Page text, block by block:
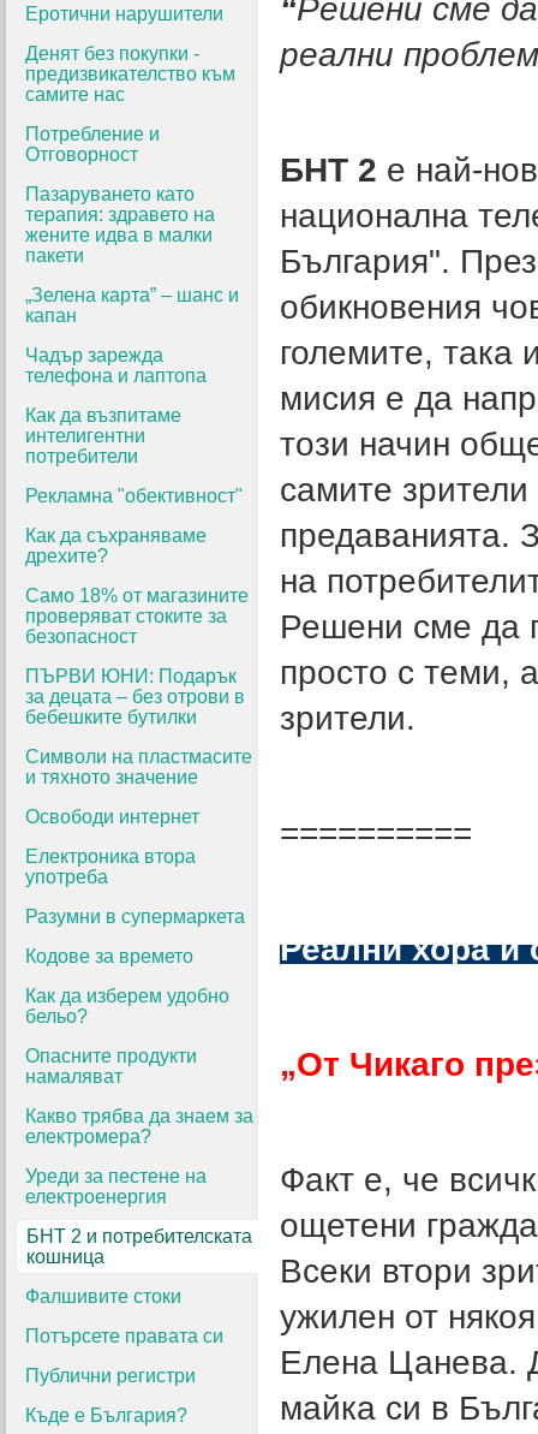
Еротични нарушители
Денят без покупки -
предизвикателство към
самите нас
Потребление и
Отговорност
Пазаруването като
терапия: здравето на
жените идва в малки
пакети
„Зелена карта” – шанс и
капан
Чадър зарежда
телефона и лаптопа
Как да възпитаме
интелигентни
потребители
Рекламна "обективност"
Как да съхраняваме
дрехите?
Само 18% от магазините
проверяват стоките за
безопасност
ПЪРВИ ЮНИ: Подарък
за децата – без отрови в
бебешките бутилки
Символи на пластмасите
и тяхното значение
Освободи интернет
Електроника втора
употреба
Разумни в супермаркета
Кодове за времето
Как да изберем удобно
бельо?
Опасните продукти
намаляват
Какво трябва да знаем за
електромера?
Уреди за пестене на
електроенергия
БНТ 2 и потребителската
кошница
Фалшивите стоки
Потърсете правата си
Публични регистри
Къде е България?
“Решени сме
реални
БНТ 2 е най-
национална
България".
обикновения
големите, така
мисия е да
този начин
самите
предаванията.
на
Решени сме да
просто с теми,
зрители.
==========
Реални хора и
„От Чикаго
Факт е, че
ощетени
Всеки втори
ужилен от
Елена Цанева.
майка си в